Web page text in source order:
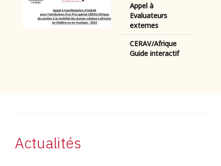
Appel à
Evaluateurs
externes
CERAV/Afrique
Guide interactif
Actualités